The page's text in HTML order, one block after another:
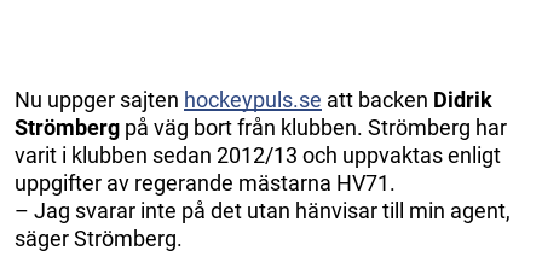
Nu uppger sajten hockeypuls.se att backen Didrik
Strömberg på väg bort från klubben. Strömberg har
varit i klubben sedan 2012/13 och uppvaktas enligt
uppgifter av regerande mästarna HV71.
– Jag svarar inte på det utan hänvisar till min agent,
säger Strömberg.